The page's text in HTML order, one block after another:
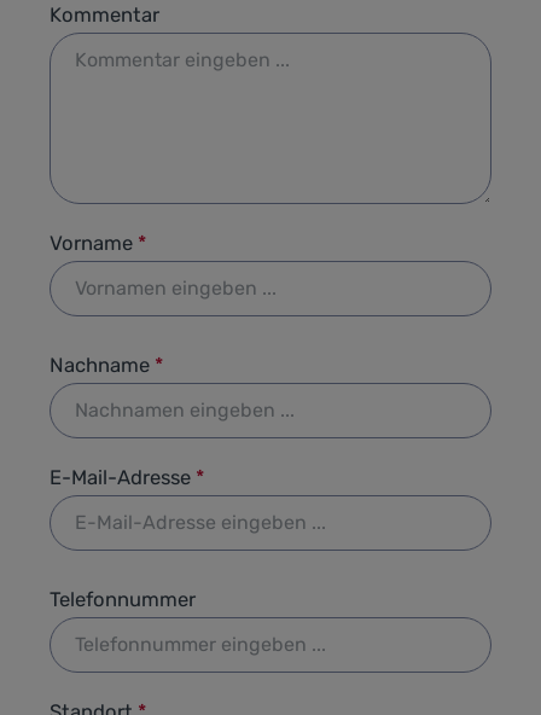
Kommentar
Vorname *
Nachname *
E-Mail-Adresse *
Telefonnummer